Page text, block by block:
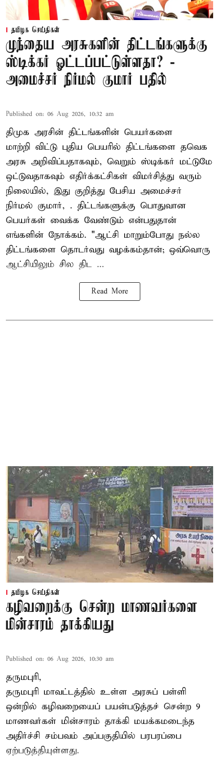
தமிழக செய்திகள்
முந்தைய அரசுகளின் திட்டங்களுக்கு
ஸ்டிக்கர் ஓட்டப்பட்டுள்ளதா? -
அமைச்சர் நிர்மல் குமார் பதில்
Published on: 06 Aug 2026, 10:32 am
திமுக அரசின் திட்டங்களின் பெயர்களை
மாற்றி விட்டு புதிய பெயரில் திட்டங்களை தவெக
அரசு அறிவிப்பதாகவும், வெறும் ஸ்டிக்கர் மட்டுமே
ஒட்டுவதாகவும் எதிர்க்கட்சிகள் விமர்சித்து வரும்
நிலையில், இது குறித்து பேசிய அமைச்சர்
நிர்மல் குமார், . திட்டங்களுக்கு பொதுவான
பெயர்கள் வைக்க வேண்டும் என்பதுதான்
எங்களின் நோக்கம். "ஆட்சி மாறும்போது நல்ல
திட்டங்களை தொடர்வது வழக்கம்தான்; ஒவ்வொரு
ஆட்சியிலும் சில திட ...
Read More
தமிழக செய்திகள்
கழிவறைக்கு சென்ற மாணவர்களை
மின்சாரம் தாக்கியது
Published on: 06 Aug 2026, 10:30 am
தருமபுரி,
தருமபுரி மாவட்டத்தில் உள்ள அரசுப் பள்ளி
ஒன்றில் கழிவறையைப் பயன்படுத்தச் சென்ற 9
மாணவர்கள் மின்சாரம் தாக்கி மயக்கமடைந்த
அதிர்ச்சி சம்பவம் அப்பகுதியில் பரபரப்பை
ஏற்படுத்தியுள்ளது.